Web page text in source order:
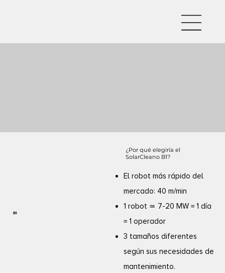
B1
¿Por qué elegiría el
SolarCleano B1?
El robot más rápido del
mercado: 40 m/min
1 robot ≃ 7-20 MW = 1 día
= 1 operador
3 tamaños diferentes
según sus necesidades de
mantenimiento.